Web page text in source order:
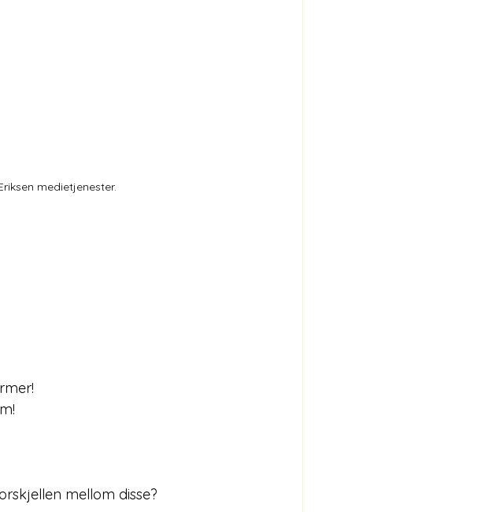
medietjenester.
mellom disse?